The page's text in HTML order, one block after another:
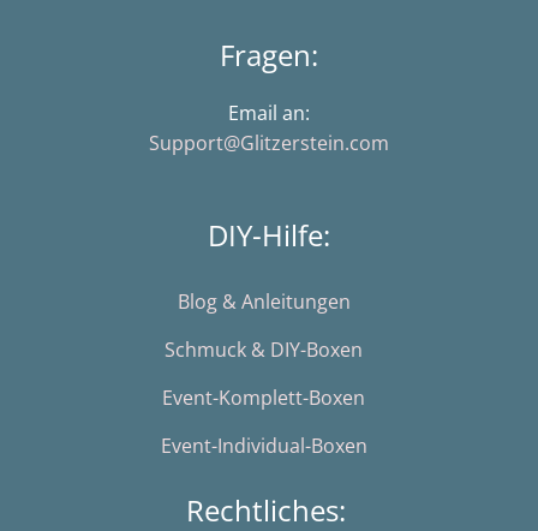
Fragen:
Email an:
Support@Glitzerstein.com
DIY-Hilfe:
Blog & Anleitungen
Schmuck & DIY-Boxen
Event-Komplett-Boxen
Event-Individual-Boxen
Rechtliches: